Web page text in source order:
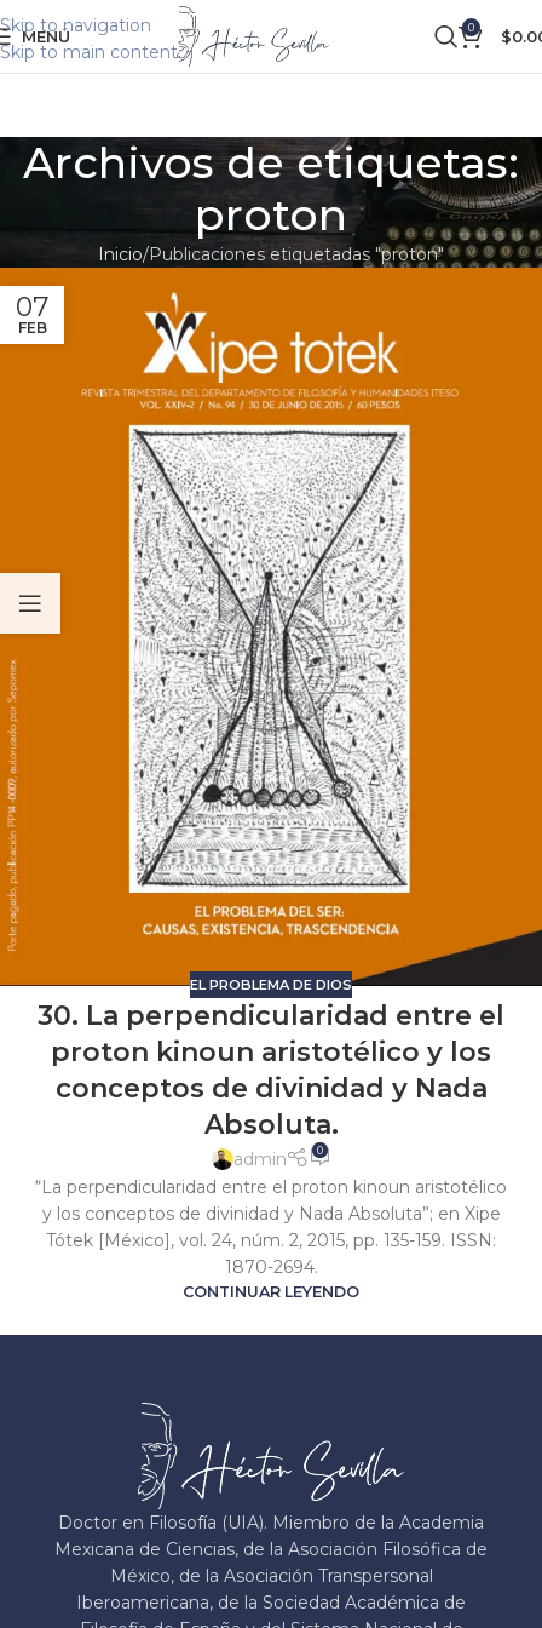
Skip to navigation
Skip to main content
MENÚ 0 $
Archivos de etiquetas:
proton
Inicio Publicaciones etiquetadas "proton"
07
FEB
EL PROBLEMA DE DIOS
30. La perpendicularidad entre el
proton kinoun aristotélico y los
conceptos de divinidad y Nada
Absoluta.
admin 0
“La perpendicularidad entre el proton kinoun aristotélico
y los conceptos de divinidad y Nada Absoluta”; en Xipe
Tótek [México], vol. 24, núm. 2, 2015, pp. 135-159. ISSN:
1870-2694.
CONTINUAR LEYENDO
Doctor en Filosofía (UIA). Miembro de la Academia
Mexicana de Ciencias, de la Asociación Filosófica de
México, de la Asociación Transpersonal
Iberoamericana, de la Sociedad Académica de